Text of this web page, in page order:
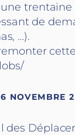
de
…).
NOVEMBRE
des